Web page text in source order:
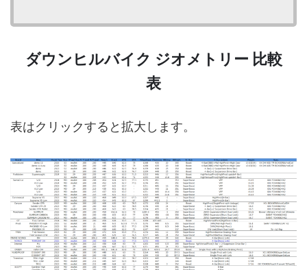
ダウンヒルバイク ジオメトリー 比較
表
表はクリックすると拡大します。